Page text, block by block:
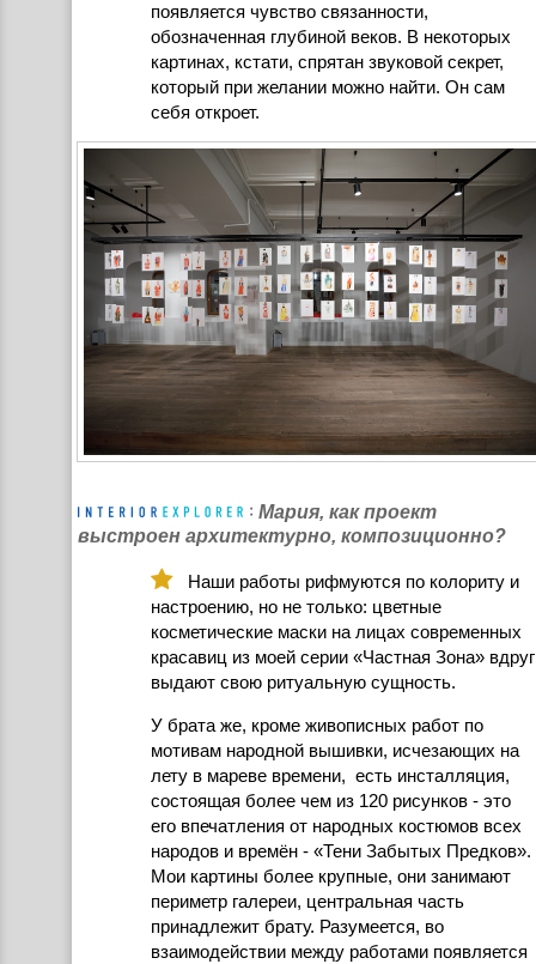
появляется чувство связанности,
обозначенная глубиной веков. В некоторых
картинах, кстати, спрятан звуковой секрет,
который при желании можно найти. Он сам
себя откроет.
Мария, как проект
выстроен архитектурно, композиционно?
Наши работы рифмуются по колориту и
настроению, но не только: цветные
косметические маски на лицах современных
красавиц из моей серии «Частная Зона» вдруг
выдают свою ритуальную сущность.
У брата же, кроме живописных работ по
мотивам народной вышивки, исчезающих на
лету в мареве времени, есть инсталляция,
состоящая более чем из 120 рисунков - это
его впечатления от народных костюмов всех
народов и времён - «Тени Забытых Предков».
Мои картины более крупные, они занимают
периметр галереи, центральная часть
принадлежит брату. Разумеется, во
взаимодействии между работами появляется